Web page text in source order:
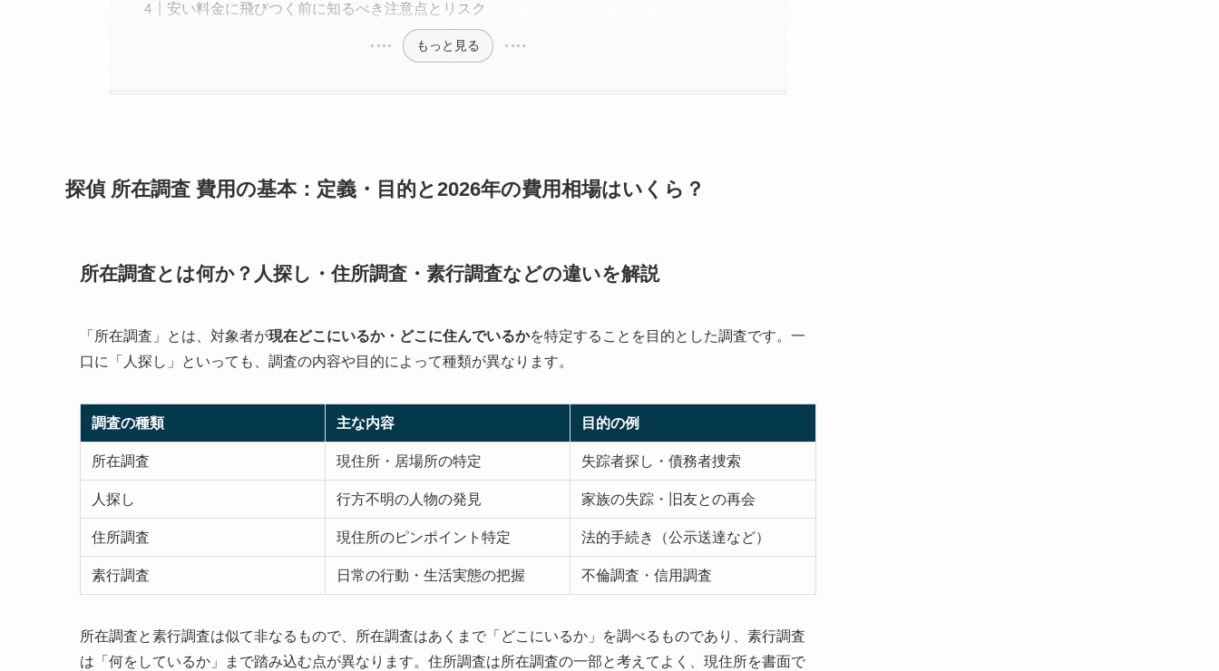
安い料金に飛びつく前に知るべき注意点とリスク
もっと見る
探偵 所在調査 費用の基本：定義・目的と2026年の費用相場はいくら？
所在調査とは何か？人探し・住所調査・素行調査などの違いを解説
「所在調査」とは、対象者が現在どこにいるか・どこに住んでいるかを特定することを目的とした調査です。一
口に「人探し」といっても、調査の内容や目的によって種類が異なります。
調査の種類 主な内容 目的の例
所在調査 現住所・居場所の特定 失踪者探し・債務者捜索
人探し 行方不明の人物の発見 家族の失踪・旧友との再会
住所調査 現住所のピンポイント特定 法的手続き（公示送達など）
素行調査 日常の行動・生活実態の把握 不倫調査・信用調査
所在調査と素行調査は似て非なるもので、所在調査はあくまで「どこにいるか」を調べるものであり、素行調査
は「何をしているか」まで踏み込む点が異なります。住所調査は所在調査の一部と考えてよく、現住所を書面で